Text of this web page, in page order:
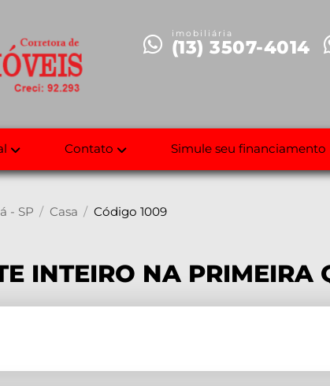
imobiliária
(13) 3507-4014
Contato Simule seu financiamento
- SP Casa Código 1009
INTEIRO NA